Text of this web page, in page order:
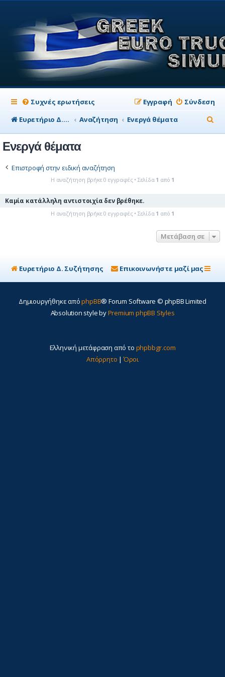
Συχνές ερωτήσεις Σύνδεση
Εγγραφή
Ευρετήριο Δ. Συζήτησης
Αναζήτηση Ενεργά θέματα
ν
η
Ενεργά θέματα
Επιστροφή στην ειδική αναζήτηση
Η αναζήτηση βρήκε 0 εγγραφές • Σελίδα 1 από 1
Καμία κατάλληλη αντιστοιχία δεν βρέθηκε.
Η αναζήτηση βρήκε 0 εγγραφές • Σελίδα 1 από 1
Μετάβαση σε
Ευρετήριο Δ. Συζήτησης Επικοινωνήστε μαζί μας
Δημιουργήθηκε απόphpBB® Forum Software © phpBB Limited
Absolution style byPremium phpBB Styles
Ελληνική μετάφραση από το phpbbgr.com
Απόρρητο |Όροι